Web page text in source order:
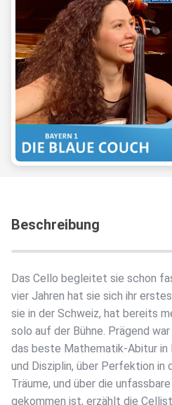
Beschreibung
Das Cello begleitet sie schon
vier Jahren hat sie sich ihr
sie in der Schweiz, hat bereits
solo auf der Bühne. Prägend
das beste Mathematik-Abitur in
und Disziplin, über Perfektion in
Träume, und über die
gekommen ist, erzählt die